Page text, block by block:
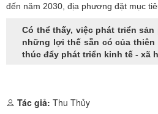
đến năm 2030, địa phương đặt mục
Có thể thấy, việc phát triển
những lợi thế sẵn có của
thúc đẩy phát triển kinh tế - xã
Tác giả: Thu Thủy